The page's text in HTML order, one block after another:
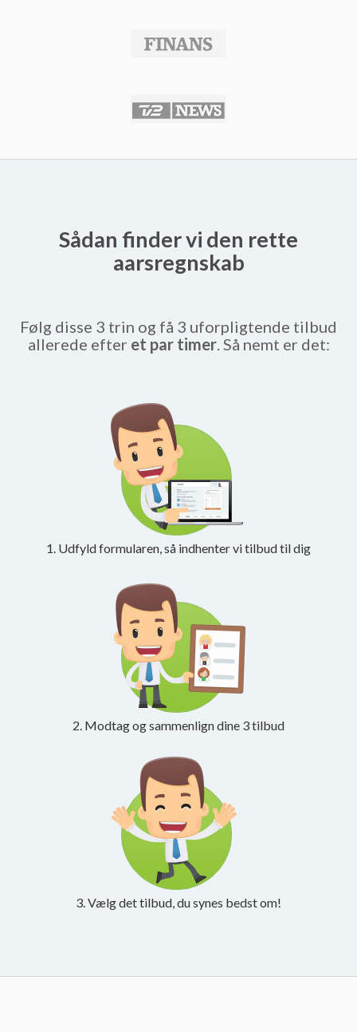
Sådan finder vi den rette
aarsregnskab
Følg disse 3 trin og få 3 uforpligtende tilbud
allerede efter et par timer. Så nemt er det:
1. Udfyld formularen, så indhenter vi tilbud til dig
2. Modtag og sammenlign dine 3 tilbud
3. Vælg det tilbud, du synes bedst om!